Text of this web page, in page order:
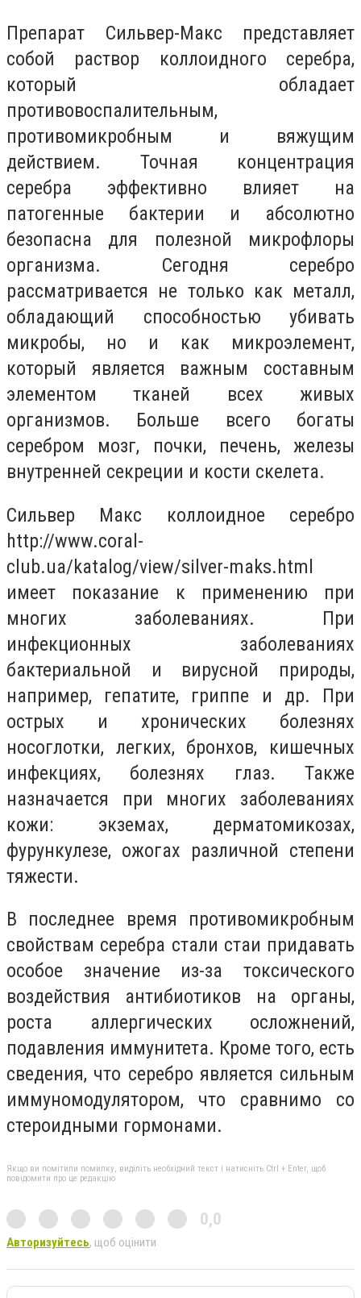
Препарат Сильвер-Макс представляет
собой раствор коллоидного серебра,
который обладает
противовоспалительным,
противомикробным и вяжущим
действием. Точная концентрация
серебра эффективно влияет на
патогенные бактерии и абсолютно
безопасна для полезной микрофлоры
организма. Сегодня серебро
рассматривается не только как металл,
обладающий способностью убивать
микробы, но и как микроэлемент,
который является важным составным
элементом тканей всех живых
организмов. Больше всего богаты
серебром мозг, почки, печень, железы
внутренней секреции и кости скелета.
Сильвер Макс коллоидное серебро
http://www.coral-
club.ua/katalog/view/silver-maks.html
имеет показание к применению при
многих заболеваниях. При
инфекционных заболеваниях
бактериальной и вирусной природы,
например, гепатите, гриппе и др. При
острых и хронических болезнях
носоглотки, легких, бронхов, кишечных
инфекциях, болезнях глаз. Также
назначается при многих заболеваниях
кожи: экземах, дерматомикозах,
фурункулезе, ожогах различной степени
тяжести.
В последнее время противомикробным
свойствам серебра стали стаи придавать
особое значение из-за токсического
воздействия антибиотиков на органы,
роста аллергических осложнений,
подавления иммунитета. Кроме того, есть
сведения, что серебро является сильным
иммуномодулятором, что сравнимо со
стероидными гормонами.
Якщо ви помітили помилку, виділіть необхідний текст і натисніть Ctrl + Enter, щоб
повідомити про це редакцію
0,0
Авторизуйтесь, щоб оцінити